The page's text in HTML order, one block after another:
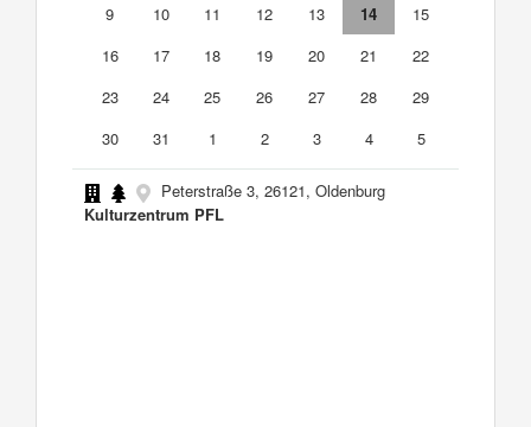
9
10 11 12 13 14
15
16
17 18 19 20 21
22
23
24 25 26 27 28
29
30
31 1 2 3 4 5
Peterstraße 3, 26121, Oldenburg
Kulturzentrum PFL